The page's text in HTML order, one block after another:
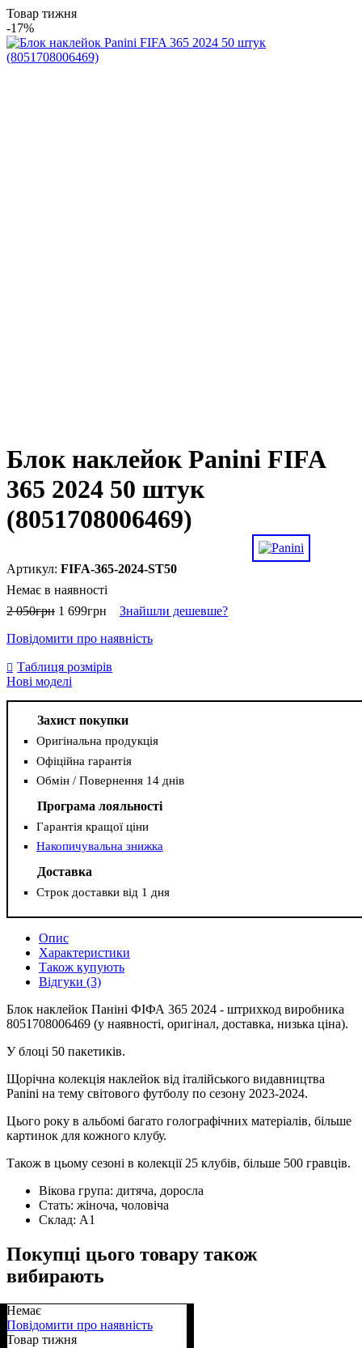
Товар тижня
-17%
Блок наклейок Panini FIFA
365 2024 50 штук
(8051708006469)
FIFA-365-2024-ST50
Немає в наявності
2 050грн 1 699грн
Знайшли дешевше?
Повідомити про наявність
Таблиця розмірів
Нові моделі
Захист покупки
Оригінальна продукція
Офіційна гарантія
Обмін / Повернення 14 днів
Програма лояльності
Гарантія кращої ціни
Накопичувальна знижка
Доставка
Строк доставки від 1 дня
Опис
Характеристики
Також купують
Відгуки (3)
Блок наклейок Паніні ФІФА 365 2024 - штрихкод виробника
8051708006469 (у наявності, оригінал, доставка, низька ціна).
У блоці 50 пакетиків.
Щорічна колекція наклейок від італійського видавництва
Panini на тему світового футболу по сезону 2023-2024.
Цього року в альбомі багато голографічних матеріалів, більше
картинок для кожного клубу.
Також в цьому сезоні в колекції 25 клубів, більше 500 гравців.
Вікова група: дитяча, доросла
Стать: жіноча, чоловіча
Склад: А1
Покупці цього товару також
вибирають
Немає
Повідомити про наявність
Товар тижня